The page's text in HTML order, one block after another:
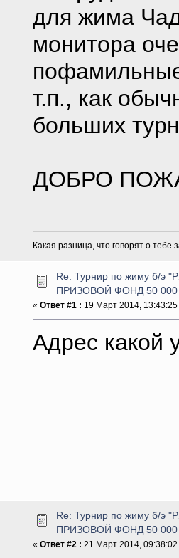
для жима
монитора
т.п., как
больших
ДОБРО
Какая разница, что говорят о
Re: Турнир по жиму б/э
ПРИЗОВОЙ ФОНД 50 000
« Ответ #1 : 19 Март 2014, 13:43:25
Адрес какой
Re: Турнир по жиму б/э
ПРИЗОВОЙ ФОНД 50 000
« Ответ #2 : 21 Март 2014, 09:38:02